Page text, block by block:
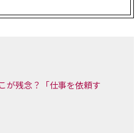
が残念？「仕事を依頼す